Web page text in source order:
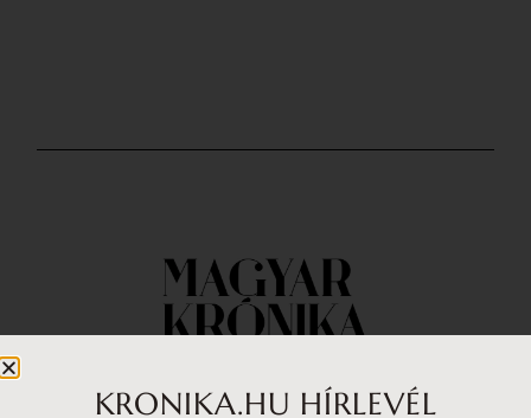
KRONIKA.HU HÍRLEVÉL